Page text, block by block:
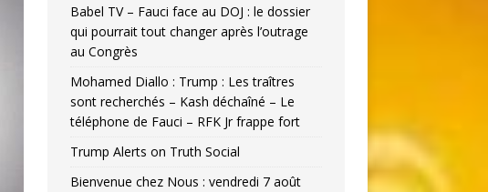
Babel TV – Fauci face au DOJ : le dossier
qui pourrait tout changer après l’outrage
au Congrès
Mohamed Diallo : Trump : Les traîtres
sont recherchés – Kash déchaîné – Le
téléphone de Fauci – RFK Jr frappe fort
Trump Alerts on Truth Social
Bienvenue chez Nous : vendredi 7 août